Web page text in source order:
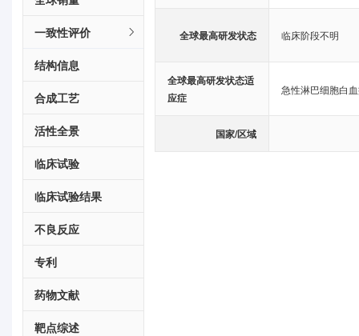
一致性评价
结构信息
合成工艺
活性全景
临床试验
临床试验结果
不良反应
专利
药物文献
靶点综述
全球最高研发状态 临床阶段不明
全球最高研发状态适
应症
急性淋巴细胞白
国家/区域